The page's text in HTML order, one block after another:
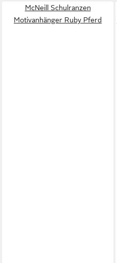
McNeill Schulranzen
Motivanhänger Ruby Pferd